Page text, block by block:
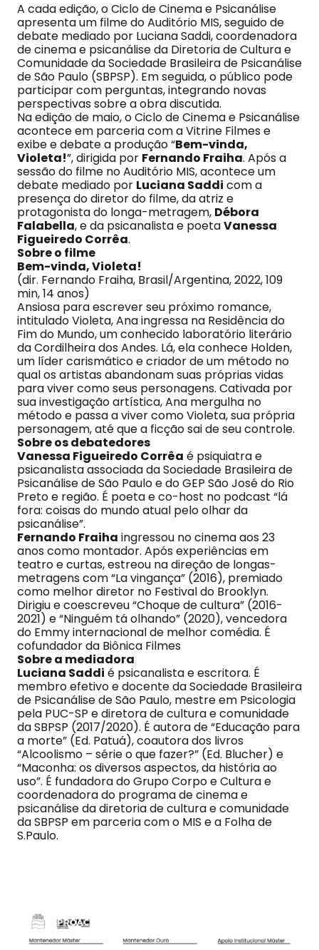
A cada edição, o Ciclo de Cinema e Psicanálise
apresenta um filme do Auditório MIS, seguido de
debate mediado por Luciana Saddi, coordenadora
de cinema e psicanálise da Diretoria de Cultura e
Comunidade da Sociedade Brasileira de Psicanálise
de São Paulo (SBPSP). Em seguida, o público pode
participar com perguntas, integrando novas
perspectivas sobre a obra discutida.
Na edição de maio, o Ciclo de Cinema e Psicanálise
acontece em parceria com a Vitrine Filmes e
exibe e debate a produção “Bem-vinda,
Violeta!”, dirigida por Fernando Fraiha. Após a
sessão do filme no Auditório MIS, acontece um
debate mediado por Luciana Saddi com a
presença do diretor do filme, da atriz e
protagonista do longa-metragem, Débora
Falabella, e da psicanalista e poetaVanessa
Figueiredo Corrêa.
Sobre o filme
Bem-vinda, Violeta!
(dir. Fernando Fraiha, Brasil/Argentina, 2022, 109
min, 14 anos)
Ansiosa para escrever seu próximo romance,
intitulado Violeta, Ana ingressa na Residência do
Fim do Mundo, um conhecido laboratório literário
da Cordilheira dos Andes. Lá, ela conhece Holden,
um líder carismático e criador de um método no
qual os artistas abandonam suas próprias vidas
para viver como seus personagens. Cativada por
sua investigação artística, Ana mergulha no
método e passa a viver como Violeta, sua própria
personagem, até que a ficção sai de seu controle.
Sobre os debatedores
Vanessa Figueiredo Corrêa é psiquiatra e
psicanalista associada da Sociedade Brasileira de
Psicanálise de São Paulo e do GEP São José do Rio
Preto e região. É poeta e co-host no podcast “lá
fora: coisas do mundo atual pelo olhar da
psicanálise”.
Fernando Fraiha ingressou no cinema aos 23
anos como montador. Após experiências em
teatro e curtas, estreou na direção de longas-
metragens com “La vingança” (2016), premiado
como melhor diretor no Festival do Brooklyn.
Dirigiu e coescreveu “Choque de cultura” (2016-
2021) e “Ninguém tá olhando” (2020), vencedora
do Emmy internacional de melhor comédia. É
cofundador da Biônica Filmes
Sobre a mediadora
Luciana Saddi é psicanalista e escritora. É
membro efetivo e docente da Sociedade Brasileira
de Psicanálise de São Paulo, mestre em Psicologia
pela PUC-SP e diretora de cultura e comunidade
da SBPSP (2017/2020). É autora de “Educação para
a morte” (Ed. Patuá), coautora dos livros
“Alcoolismo – série o que fazer?” (Ed. Blucher) e
“Maconha: os diversos aspectos, da história ao
uso”. É fundadora do Grupo Corpo e Cultura e
coordenadora do programa de cinema e
psicanálise da diretoria de cultura e comunidade
da SBPSP em parceria com o MIS e a Folha de
S.Paulo.